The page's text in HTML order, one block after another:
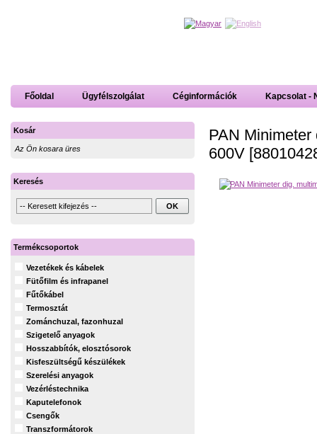
Főoldal Ügyfélszolgálat Céginformációk Kapcsolat -
PAN Minimeter
600V
Kosár
Az Ön kosara üres
Keresés
Termékcsoportok
Vezetékek és kábelek
Fütőfilm és infrapanel
Fűtőkábel
Termosztát
Zománchuzal, fazonhuzal
Szigetelő anyagok
Hosszabbítók, elosztósorok
Kisfeszültségű készülékek
Szerelési anyagok
Vezérléstechnika
Kaputelefonok
Csengők
Transzformátorok